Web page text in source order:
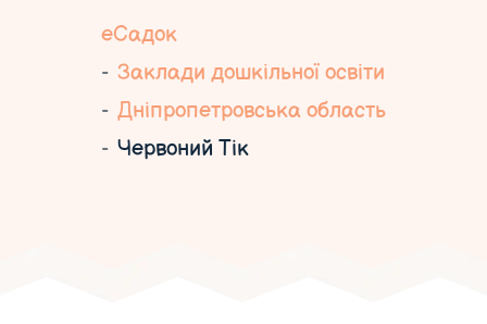
еСадок
Заклади дошкільної освіти
Дніпропетровська область
Червоний Тік